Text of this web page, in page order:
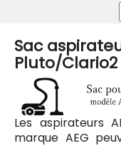
Sac
Pluto/Clario2
Les aspirateurs
marque AEG